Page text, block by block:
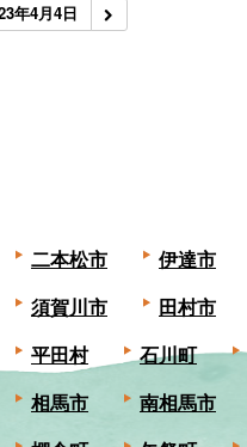
年4月4日
二本松市 伊達市
須賀川市 田村市
平田村 石川町
相馬市 南相馬市